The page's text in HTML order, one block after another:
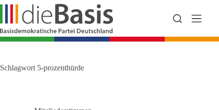
Zum
springen
Schlagwort 5-prozenthürde